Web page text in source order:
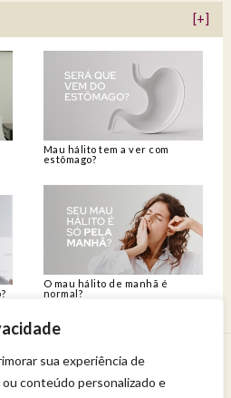
sua experiência de
conteúdo personalizado e
[+]
Mau hálito tem a ver com
estômago?
O mau hálito de manhã é
normal?
experiência de bem-estar.
uma profissional qualificada.